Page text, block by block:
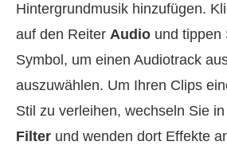
Hintergrundmusik hinzufügen.
auf den Reiter Audio und tippen
Symbol, um einen Audiotrack
auszuwählen. Um Ihren Clips
Stil zu verleihen, wechseln Sie
Filter und wenden dort Effekte